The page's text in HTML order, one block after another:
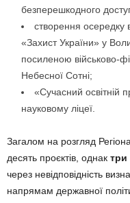
безперешкодного
створення осередку
«Захист України» у
посиленою військово-
Небесної Сотні;
«Сучасний освітній
науковому ліцеї.
Загалом на розгляд
десять проєктів, однак три
через невідповідність
напрямам державної